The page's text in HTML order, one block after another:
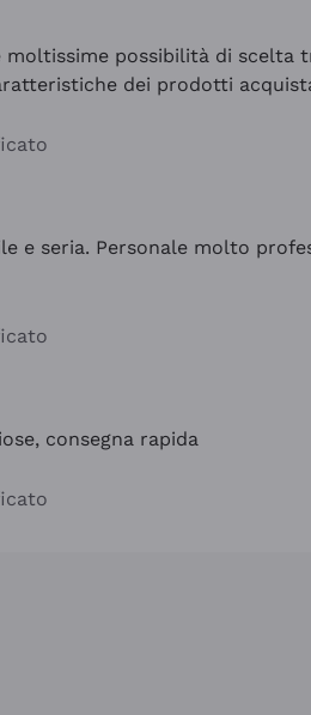
possibilità di scelta
dei prodotti
e seria. Personale molto
consegna rapida